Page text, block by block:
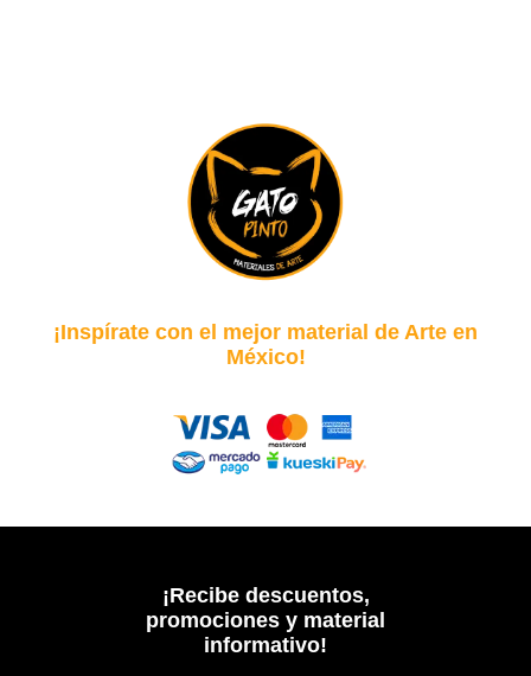
¡Inspírate con el mejor material de Arte en
México!
¡Recibe descuentos,
promociones y material
informativo!